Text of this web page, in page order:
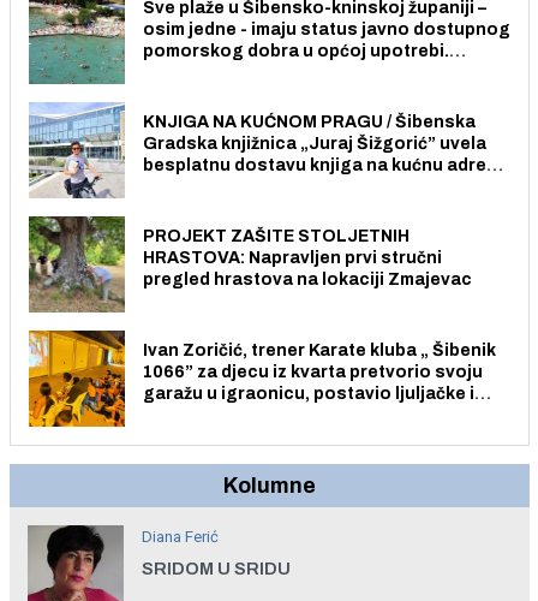
Sve plaže u Šibensko-kninskoj županiji –
osim jedne - imaju status javno dostupnog
pomorskog dobra u općoj upotrebi.
KNJIGA NA KUĆNOM PRAGU / Šibenska
Gradska knjižnica „Juraj Šižgorić” uvela
besplatnu dostavu knjiga na kućnu adresu
PROJEKT ZAŠITE STOLJETNIH
HRASTOVA: Napravljen prvi stručni
pregled hrastova na lokaciji Zmajevac
Ivan Zoričić, trener Karate kluba „ Šibenik
1066” za djecu iz kvarta pretvorio svoju
garažu u igraonicu, postavio ljuljačke i
Kolumne
Diana Ferić
SRIDOM U SRIDU